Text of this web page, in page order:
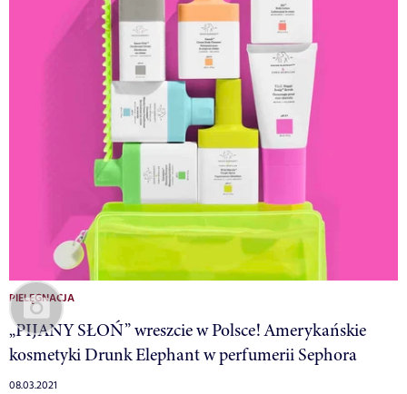
PIELĘGNACJA
„PIJANY SŁOŃ” wreszcie w Polsce! Amerykańskie
kosmetyki Drunk Elephant w perfumerii Sephora
08.03.2021